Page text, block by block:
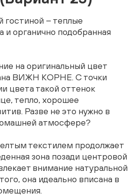
гостиной – теплые
и органично подобранная
на оригинальный цвет
ВИЖН КОРНЕ. С точки
цвета такой оттенок
тепло, хорошее
Разве не это нужно в
атмосфере?
текстилем продолжает
зона позади центровой
внимание натуральной
она идеально вписана в